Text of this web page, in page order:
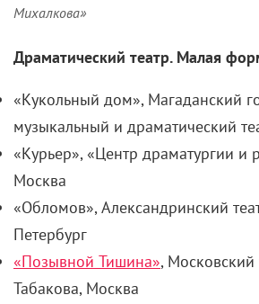
Михалкова»
Драматический театр. Малая
«Кукольный дом», Магаданский
музыкальный и драматический
«Курьер», «Центр драматургии и
Москва
«Обломов», Александринский
Петербург
«Позывной Тишина», Московский
Табакова, Москва